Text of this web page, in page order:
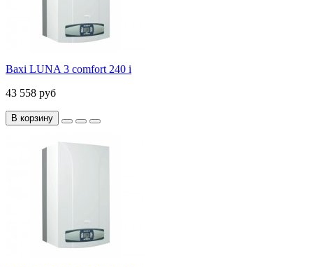
Baxi LUNA 3 comfort 240 i
43 558 руб
В корзину